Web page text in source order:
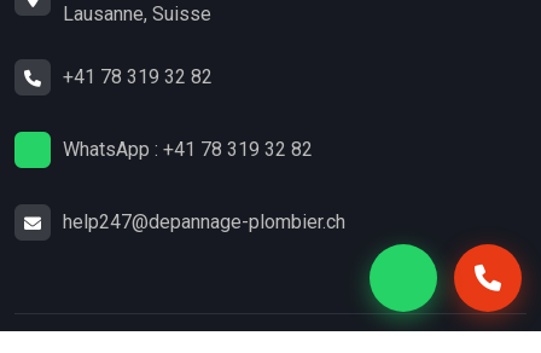
Lausanne, Suisse
+41 78 319 32 82
WhatsApp : +41 78 319 32 82
help247@depannage-plombier.ch